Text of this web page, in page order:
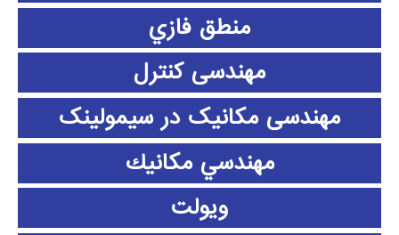
منطق فازي
مهندسی کنترل
مهندسی مکانیک در سیمولینک
مهندسي مكانيك
ویولت